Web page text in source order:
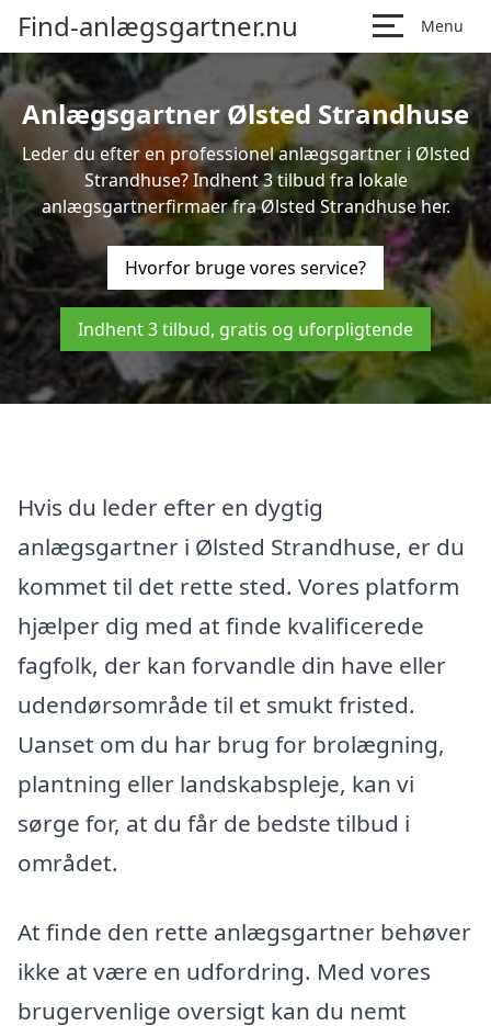
Find-anlægsgartner.nu Menu
Anlægsgartner Ølsted Strandhuse
Leder du efter en professionel anlægsgartner i Ølsted
Strandhuse? Indhent 3 tilbud fra lokale
anlægsgartnerfirmaer fra Ølsted Strandhuse her.
Hvorfor bruge vores service?
Indhent 3 tilbud, gratis og uforpligtende
Hvis du leder efter en dygtig
anlægsgartner i Ølsted Strandhuse, er du
kommet til det rette sted. Vores platform
hjælper dig med at finde kvalificerede
fagfolk, der kan forvandle din have eller
udendørsområde til et smukt fristed.
Uanset om du har brug for brolægning,
plantning eller landskabspleje, kan vi
sørge for, at du får de bedste tilbud i
området.
At finde den rette anlægsgartner behøver
ikke at være en udfordring. Med vores
brugervenlige oversigt kan du nemt